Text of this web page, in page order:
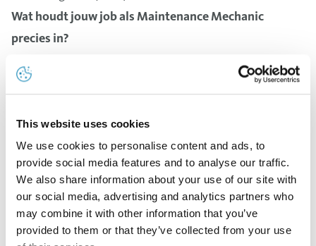
This website uses cookies
We use cookies to personalise content and ads, to
provide social media features and to analyse our traffic.
We also share information about your use of our site with
our social media, advertising and analytics partners who
may combine it with other information that you’ve
provided to them or that they’ve collected from your use
Wat houdt jouw job als Maintenance Mechanic
precies in?
machines en installaties blijven draaien. Dat omvat
onderdelen vervangen, … Soms werk ik in het atelier,
maar meestal sta ik in de productieomgeving.
Veiligheid is onze topprioriteit: we werken onder
andere met werkvergunningen en het LOTO-systeem.
LOTO staat voor ‘Lock Out, Tag Out’: we schakelen
machines volledig veilig uit voor onderhoud, zodat ze